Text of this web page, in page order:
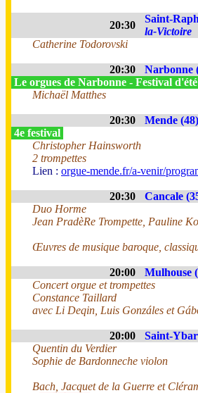
20:30
Saint-
la-Victoire
Catherine Todorovski
20:30 Narbonne
Le orgues de Narbonne - Festival
Michaël Matthes
20:30 Mende
4e festival
Christopher Hainsworth
2 trompettes
Lien : orgue-mende.fr/a-venir/
20:30 Cancale
Duo Horme
Jean PradèRe Trompette, Pauline
Œuvres de musique baroque,
20:00 Mulhouse
Concert orgue et trompettes
Constance Taillard
avec Li Deqin, Luis Gonzáles et
20:00
Saint-
Quentin du Verdier
Sophie de Bardonneche violon
Bach, Jacquet de la Guerre et